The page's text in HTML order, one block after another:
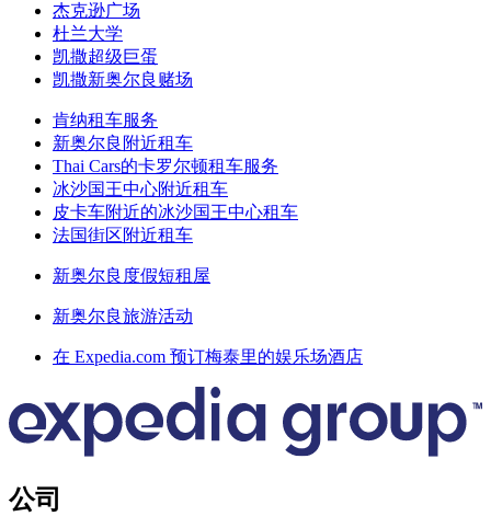
杰克逊广场
杜兰大学
凯撒超级巨蛋
凯撒新奥尔良赌场
肯纳租车服务
新奥尔良附近租车
Thai Cars的卡罗尔顿租车服务
冰沙国王中心附近租车
皮卡车附近的冰沙国王中心租车
法国街区附近租车
新奥尔良度假短租屋
新奥尔良旅游活动
在 Expedia.com 预订梅泰里的娱乐场酒店
公司